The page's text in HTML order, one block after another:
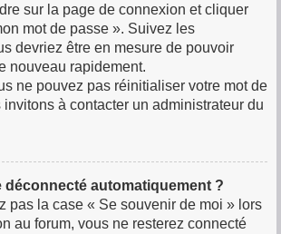
sur la page de connexion et cliquer
mot de passe ». Suivez les
devriez être en mesure de pouvoir
nouveau rapidement.
ne pouvez pas réinitialiser votre mot de
à contacter un administrateur du
déconnecté automatiquement ?
pas la case « Se souvenir de moi » lors
au forum, vous ne resterez connecté